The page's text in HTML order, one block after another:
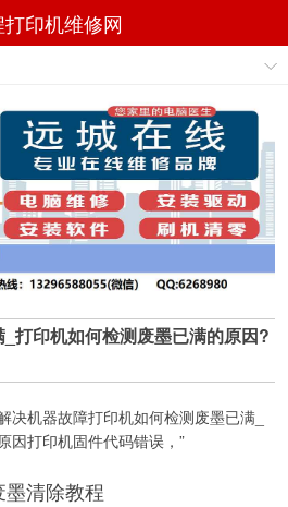
印机维修网
打印机如何检测废墨已满的原因?
决机器故障打印机如何检测废墨已满_
因打印机固件代码错误，”
清除教程